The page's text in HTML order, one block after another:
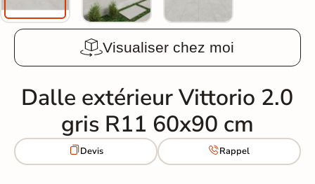
Visualiser chez moi
Dalle extérieur Vittorio 2.0
gris R11 60x90 cm
Devis Rappel